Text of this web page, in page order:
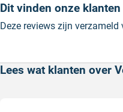
Dit vinden onze
Deze reviews zijn
Lees wat klanten over